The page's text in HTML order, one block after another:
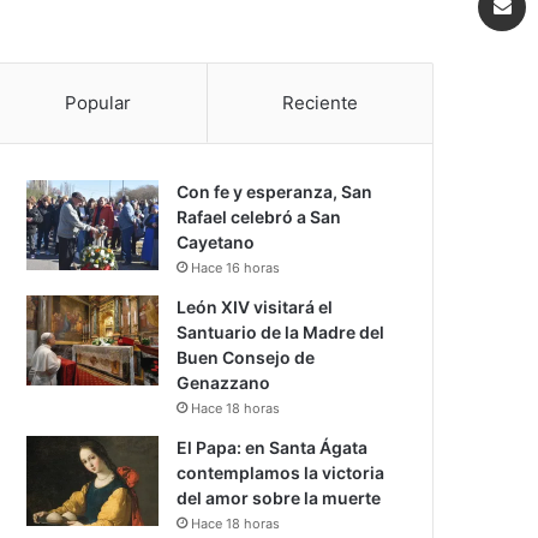
Popular Reciente
Con fe y esperanza, San
Rafael celebró a San
Cayetano
Hace 16 horas
León XIV visitará el
Santuario de la Madre del
Buen Consejo de
Genazzano
Hace 18 horas
El Papa: en Santa Ágata
contemplamos la victoria
del amor sobre la muerte
Hace 18 horas